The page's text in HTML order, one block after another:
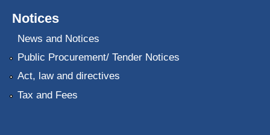
Notices
News and Notices
Public Procurement/ Tender Notices
Act, law and directives
Tax and Fees